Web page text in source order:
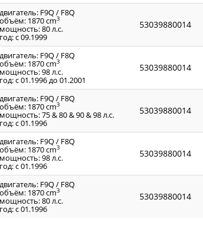
двигатель: F9Q / F8Q
объём: 1870 cm3
мощность: 80 л.с.
год: с 09.1999
53039880014
двигатель: F9Q / F8Q
объём: 1870 cm3
мощность: 98 л.с.
год: с 01.1996 до 01.2001
53039880014
двигатель: F9Q / F8Q
объём: 1870 cm3
мощность: 75 & 80 & 90 & 98 л.с.
год: с 01.1996
53039880014
двигатель: F9Q / F8Q
объём: 1870 cm3
мощность: 98 л.с.
год: с 01.1996
53039880014
двигатель: F9Q / F8Q
объём: 1870 cm3
мощность: 80 л.с.
год: с 01.1996
53039880014